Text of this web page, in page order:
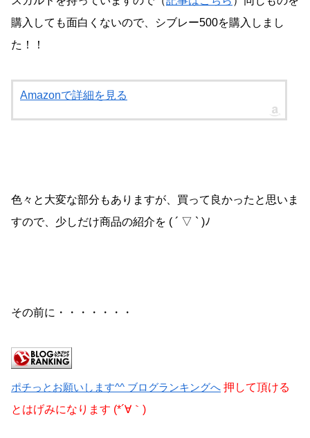
購入しても面白くないので、シブレー500を購入しまし
た！！
Amazonで詳細を見る
色々と大変な部分もありますが、買って良かったと思いま
すので、少しだけ商品の紹介を ( ´ ▽ ` )ﾉ
その前に・・・・・・・
ポチっとお願いします^^ ブログランキングへ 押して頂ける
とはげみになります (*´∀｀)